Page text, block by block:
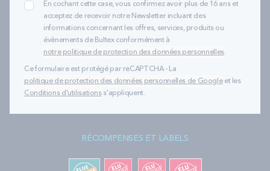
En cochant cette case, vous confirmez avoir plus de 16 ans et
acceptez de recevoir notre Newsletter incluant des
informations concernant les offres, services, produits ou
évènements de Bultex conformément à
notre politique de protection des données personnelles.
Ce formulaire est protégé par reCAPTCHA - La
politique de protection des données personnelles de Googleet les
Conditions d'utilisationss'appliquent.
RÉCOMPENSES ET LABELS